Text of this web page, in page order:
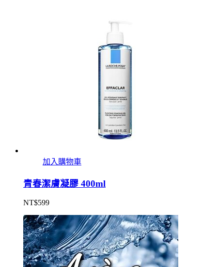
加入購物車
青春潔膚凝膠 400ml
NT$599